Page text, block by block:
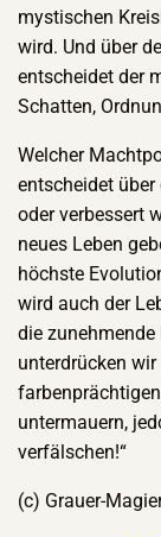
mystischen
wird. Und über
entscheidet der
Schatten,
Welcher
entscheidet
oder verbessert
neues Leben
höchste
wird auch der
die
unterdrücken
untermauern,
verfälschen!“
(c) Grauer-